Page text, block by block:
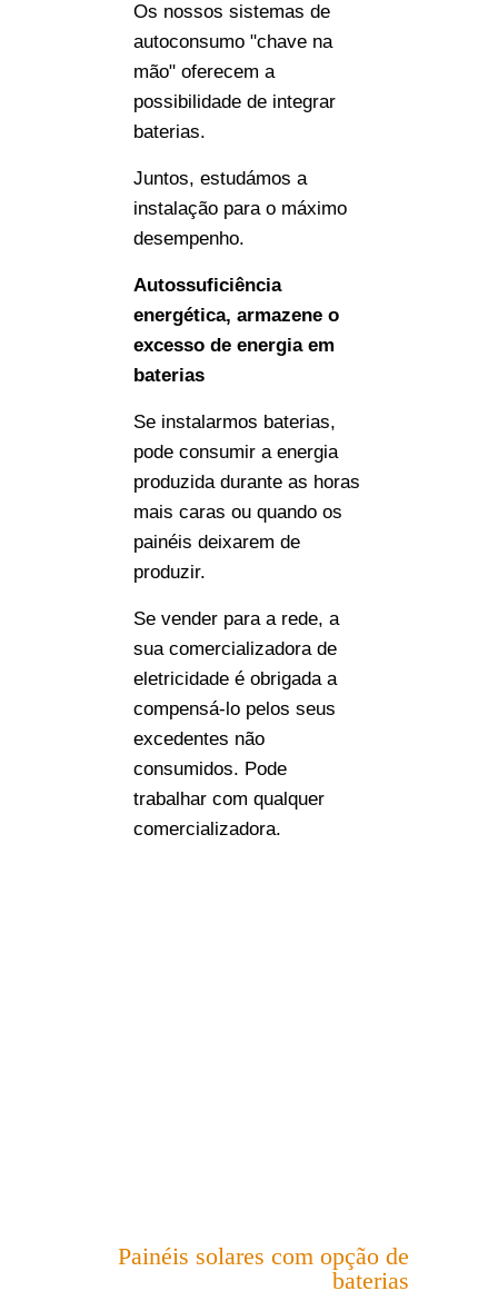
Os nossos sistemas de
autoconsumo "chave na
mão" oferecem a
possibilidade de integrar
baterias.
Juntos, estudámos a
instalação para o máximo
desempenho.
Autossuficiência
energética, armazene o
excesso de energia em
baterias
Se instalarmos baterias,
pode consumir a energia
produzida durante as horas
mais caras ou quando os
painéis deixarem de
produzir.
Se vender para a rede, a
sua comercializadora de
eletricidade é obrigada a
compensá-lo pelos seus
excedentes não
consumidos. Pode
trabalhar com qualquer
comercializadora.
Painéis solares com opção de
baterias